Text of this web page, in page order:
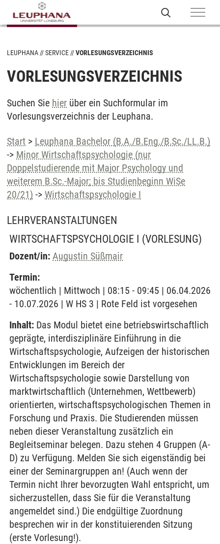
LEUPHANA SERVICE VORLESUNGSVERZEICHNIS
VORLESUNGSVERZEICHNIS
Suchen Sie hier über ein Suchformular im
Vorlesungsverzeichnis der Leuphana.
Start > Leuphana Bachelor (B.A./B.Eng./B.Sc./LL.B.)
-> Minor Wirtschaftspsychologie (nur
Doppelstudierende mit Major Psychology und
weiterem B.Sc.-Major; bis Studienbeginn WiSe
20/21) -> Wirtschaftspsychologie I
LEHRVERANSTALTUNGEN
WIRTSCHAFTSPSYCHOLOGIE I (VORLESUNG)
Dozent/in: Augustin Süßmair
Termin:
wöchentlich | Mittwoch | 08:15 - 09:45 | 06.04.2026
- 10.07.2026 | W HS 3 | Rote Feld ist vorgesehen
Inhalt: Das Modul bietet eine betriebswirtschaftlich
geprägte, interdisziplinäre Einführung in die
Wirtschaftspsychologie, Aufzeigen der historischen
Entwicklungen im Bereich der
Wirtschaftspsychologie sowie Darstellung von
marktwirtschaftlich (Unternehmen, Wettbewerb)
orientierten, wirtschaftspsychologischen Themen in
Forschung und Praxis. Die Studierenden müssen
neben dieser Veranstaltung zusätzlich ein
Begleitseminar belegen. Dazu stehen 4 Gruppen (A-
D) zu Verfügung. Melden Sie sich eigenständig bei
einer der Seminargruppen an! (Auch wenn der
Termin nicht Ihrer bevorzugten Wahl entspricht, um
sicherzustellen, dass Sie für die Veranstaltung
angemeldet sind.) Die endgültige Zuordnung
besprechen wir in der konstituierenden Sitzung
(erste Vorlesung!).